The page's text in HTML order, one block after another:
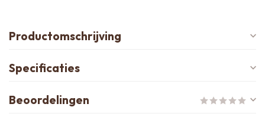
Productomschrijving
Specificaties
Beoordelingen